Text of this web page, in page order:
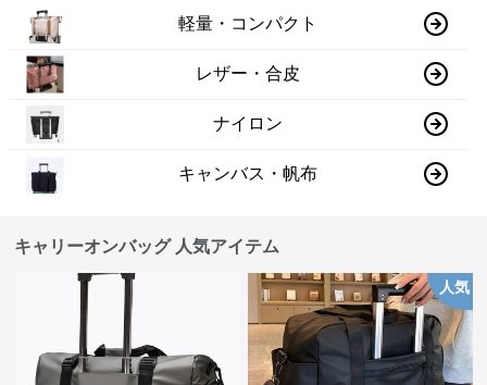
軽量・コンパクト
レザー・合皮
ナイロン
キャンバス・帆布
キャリーオンバッグ 人気アイテム
人気